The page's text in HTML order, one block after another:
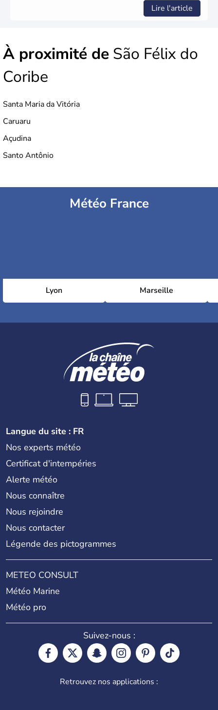
Lire l'article
À proximité de São Félix do
Coribe
Santa Maria da Vitória
Caruaru
Açudina
Santo Antônio
Météo France
Lyon Marseille
Langue du site : FR
Nos experts météo
Certificat d'intempéries
Alerte météo
Nous connaître
Nous rejoindre
Nous contacter
Légende des pictogrammes
METEO CONSULT
Météo Marine
Météo pro
Suivez-nous :
Retrouvez nos applications :